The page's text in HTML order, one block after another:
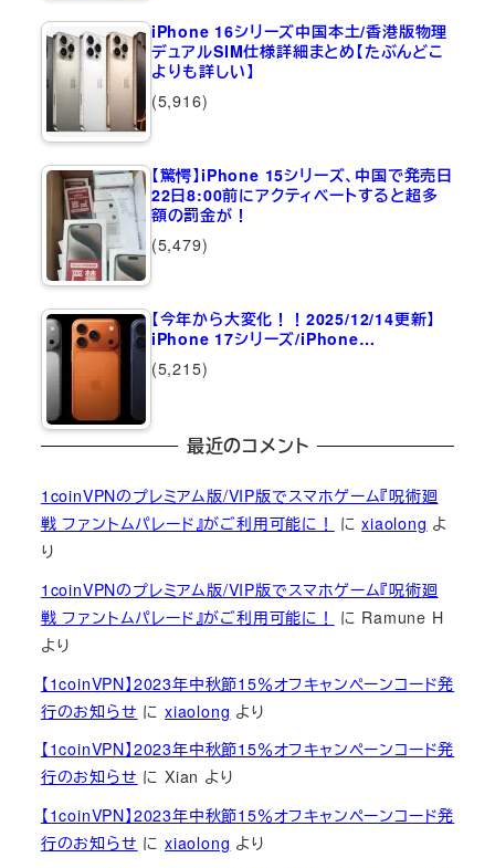
iPhone 16シリーズ中国本土/香港版物理
デュアルSIM仕様詳細まとめ【たぶんどこ
よりも詳しい】
(5,916)
【驚愕】iPhone 15シリーズ、中国で発売日
22日8:00前にアクティベートすると超多
額の罰金が！
(5,479)
【今年から大変化！！2025/12/14更新】
iPhone 17シリーズ/iPhone…
(5,215)
最近のコメント
1coinVPNのプレミアム版/VIP版でスマホゲーム『呪術廻
戦 ファントムパレード』がご利用可能に！
にxiaolong よ
り
1coinVPNのプレミアム版/VIP版でスマホゲーム『呪術廻
戦 ファントムパレード』がご利用可能に！
に Ramune H
より
【1coinVPN】2023年中秋節15％オフキャンペーンコード発
行のお知らせ にxiaolong より
【1coinVPN】2023年中秋節15％オフキャンペーンコード発
行のお知らせ にXian より
【1coinVPN】2023年中秋節15％オフキャンペーンコード発
行のお知らせ にxiaolong より